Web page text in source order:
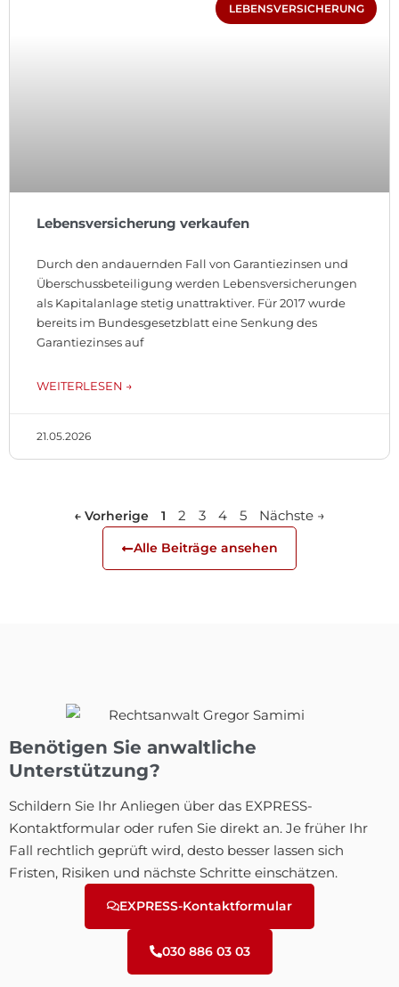
LEBENSVERSICHERUNG
Lebensversicherung verkaufen
Durch den andauernden Fall von Garantiezinsen und
Überschussbeteiligung werden Lebensversicherungen
als Kapitalanlage stetig unattraktiver. Für 2017 wurde
bereits im Bundesgesetzblatt eine Senkung des
Garantiezinses auf
WEITERLESEN →
21.05.2026
← Vorherige 1 2 3 4 5 Nächste →
Alle Beiträge ansehen
Benötigen Sie anwaltliche
Unterstützung?
Schildern Sie Ihr Anliegen über das EXPRESS-
Kontaktformular oder rufen Sie direkt an. Je früher Ihr
Fall rechtlich geprüft wird, desto besser lassen sich
Fristen, Risiken und nächste Schritte einschätzen.
EXPRESS-Kontaktformular
030 886 03 03